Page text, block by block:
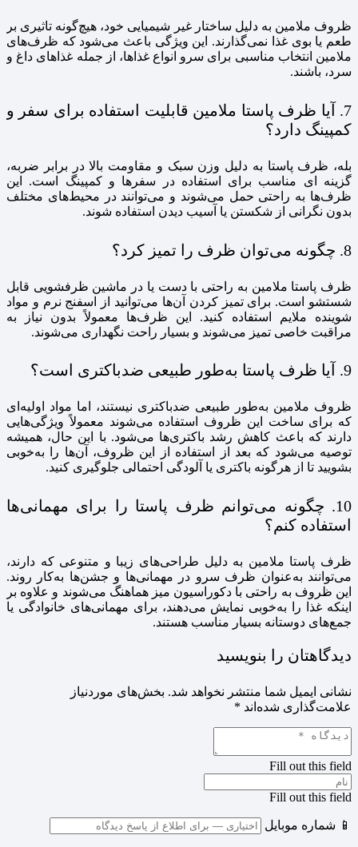
ظروف ملامین به دلیل ساختار غیر شیمیایی خود، هیچ‌گونه تاثیری بر
طعم یا بوی غذا نمی‌گذارند. این ویژگی باعث می‌شود که ظرف‌های
ملامین انتخاب مناسبی برای سرو انواع غذاها، از جمله غذاهای داغ و
سرد، باشند.
7. آیا ظرف پاستا ملامین قابلیت استفاده برای سفر و
کمپینگ دارد؟
بله، ظرف پاستا به دلیل وزن سبک و مقاومت بالا در برابر ضربه،
گزینه‌ ای مناسب برای استفاده در سفرها و کمپینگ است. این
ظرف‌ها به راحتی حمل می‌شوند و می‌توانند در محیط‌های مختلف
بدون نگرانی از شکستن یا آسیب دیدن استفاده شوند.
8. چگونه می‌توان ظرف را تمیز کرد؟
ظرف پاستا ملامین به راحتی با دست یا در ماشین ظرفشویی قابل
شستشو است. برای تمیز کردن آن‌ها می‌توانید از اسفنج نرم و مواد
شوینده ملایم استفاده کنید. این ظرف‌ها معمولاً بدون نیاز به
مراقبت خاصی تمیز می‌شوند و بسیار راحت نگهداری می‌شوند.
9. آیا ظرف پاستا به‌طور طبیعی ضدباکتری است؟
ظروف ملامین به‌طور طبیعی ضدباکتری نیستند، اما مواد اولیه‌ای
که برای ساخت این ظروف استفاده می‌شوند معمولاً ویژگی‌هایی
دارند که باعث کاهش رشد باکتری‌ها می‌شود. با این حال، همیشه
توصیه می‌شود که بعد از استفاده از این ظروف، آن‌ها را به‌خوبی
بشویید تا از هرگونه باکتری یا آلودگی احتمالی جلوگیری کنید.
10. چگونه می‌توانم ظرف پاستا را برای مهمانی‌ها
استفاده کنم؟
ظرف پاستا ملامین به دلیل طراحی‌های زیبا و متنوعی که دارند،
می‌توانند به‌عنوان ظرف سرو در مهمانی‌ها و جشن‌ها به‌کار روند.
این ظروف به راحتی با دکوراسیون میز هماهنگ می‌شوند و علاوه بر
اینکه غذا را به‌خوبی نمایش می‌دهند، برای مهمانی‌های خانوادگی یا
جمع‌های دوستانه بسیار مناسب هستند.
دیدگاهتان را بنویسید
نشانی ایمیل شما منتشر نخواهد شد. بخش‌های موردنیاز
علامت‌گذاری شده‌اند *
Fill out this field
Fill out this field
📱 شماره موبایل